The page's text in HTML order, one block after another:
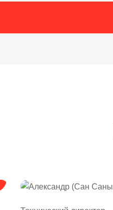
Степан ремонтирует квартиры в городе Санкт-Петербург